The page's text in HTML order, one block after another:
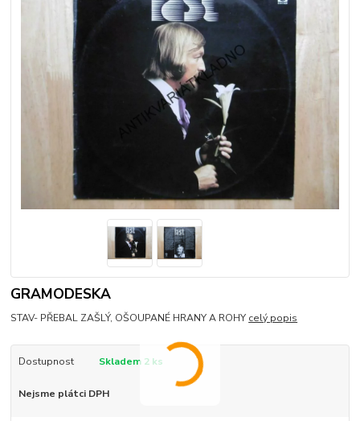
GRAMODESKA
STAV- PŘEBAL ZAŠLÝ, OŠOUPANÉ HRANY A ROHY celý popis
Dostupnost Skladem 2 ks
Nejsme plátci DPH